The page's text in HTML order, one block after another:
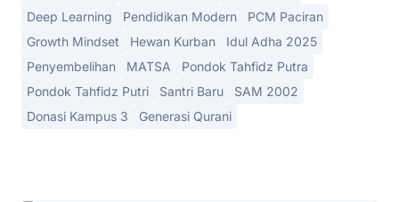
Deep Learning
Pendidikan Modern
PCM Paciran
Growth Mindset
Hewan Kurban
Idul Adha 2025
Penyembelihan
MATSA
Pondok Tahfidz Putra
Pondok Tahfidz Putri
Santri Baru
SAM 2002
Donasi Kampus 3
Generasi Qurani